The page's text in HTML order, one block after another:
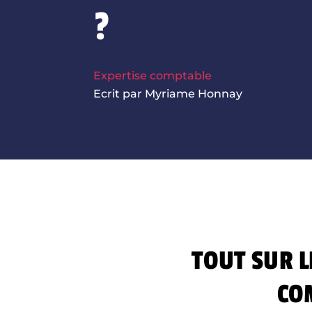
?
Expertise comptable
Ecrit par Myriame Honnay
TOUT SUR